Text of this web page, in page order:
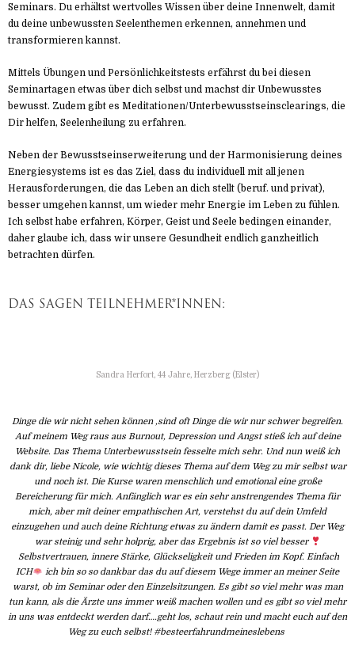
Seminars. Du erhältst wertvolles Wissen über deine Innenwelt, damit
du deine unbewussten Seelenthemen erkennen, annehmen und
transformieren kannst.
Mittels Übungen und Persönlichkeitstests erfährst du bei diesen
Seminartagen etwas über dich selbst und machst dir Unbewusstes
bewusst. Zudem gibt es Meditationen/Unterbewusstseinsclearings, die
Dir helfen, Seelenheilung zu erfahren.
Neben der Bewusstseinserweiterung und der Harmonisierung deines
Energiesystems ist es das Ziel, dass du individuell mit all jenen
Herausforderungen, die das Leben an dich stellt (beruf. und privat),
besser umgehen kannst, um wieder mehr Energie im Leben zu fühlen.
Ich selbst habe erfahren, Körper, Geist und Seele bedingen einander,
daher glaube ich, dass wir unsere Gesundheit endlich ganzheitlich
betrachten dürfen.
DAS SAGEN TEILNEHMER*INNEN:
Sandra Herfort, 44 Jahre, Herzberg (Elster)
Dinge die wir nicht sehen können ,sind oft Dinge die wir nur schwer begreifen.
Auf meinem Weg raus aus Burnout, Depression und Angst stieß ich auf deine
Website. Das Thema Unterbewusstsein fesselte mich sehr. Und nun weiß ich
dank dir, liebe Nicole, wie wichtig dieses Thema auf dem Weg zu mir selbst war
und noch ist. Die Kurse waren menschlich und emotional eine große
Bereicherung für mich. Anfänglich war es ein sehr anstrengendes Thema für
mich, aber mit deiner empathischen Art, verstehst du auf dein Umfeld
einzugehen und auch deine Richtung etwas zu ändern damit es passt. Der Weg
war steinig und sehr holprig, aber das Ergebnis ist so viel besser
Selbstvertrauen, innere Stärke, Glückseligkeit und Frieden im Kopf. Einfach
ICH
ich bin so so dankbar das du auf diesem Wege immer an meiner Seite
warst, ob im Seminar oder den Einzelsitzungen. Es gibt so viel mehr was man
tun kann, als die Ärzte uns immer weiß machen wollen und es gibt so viel mehr
in uns was entdeckt werden darf….geht los, schaut rein und macht euch auf den
Weg zu euch selbst! #besteerfahrundmeineslebens